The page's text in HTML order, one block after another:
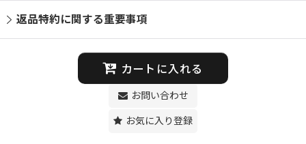
返品特約に関する重要事項
カートに入れる
お問い合わせ
お気に入り登録